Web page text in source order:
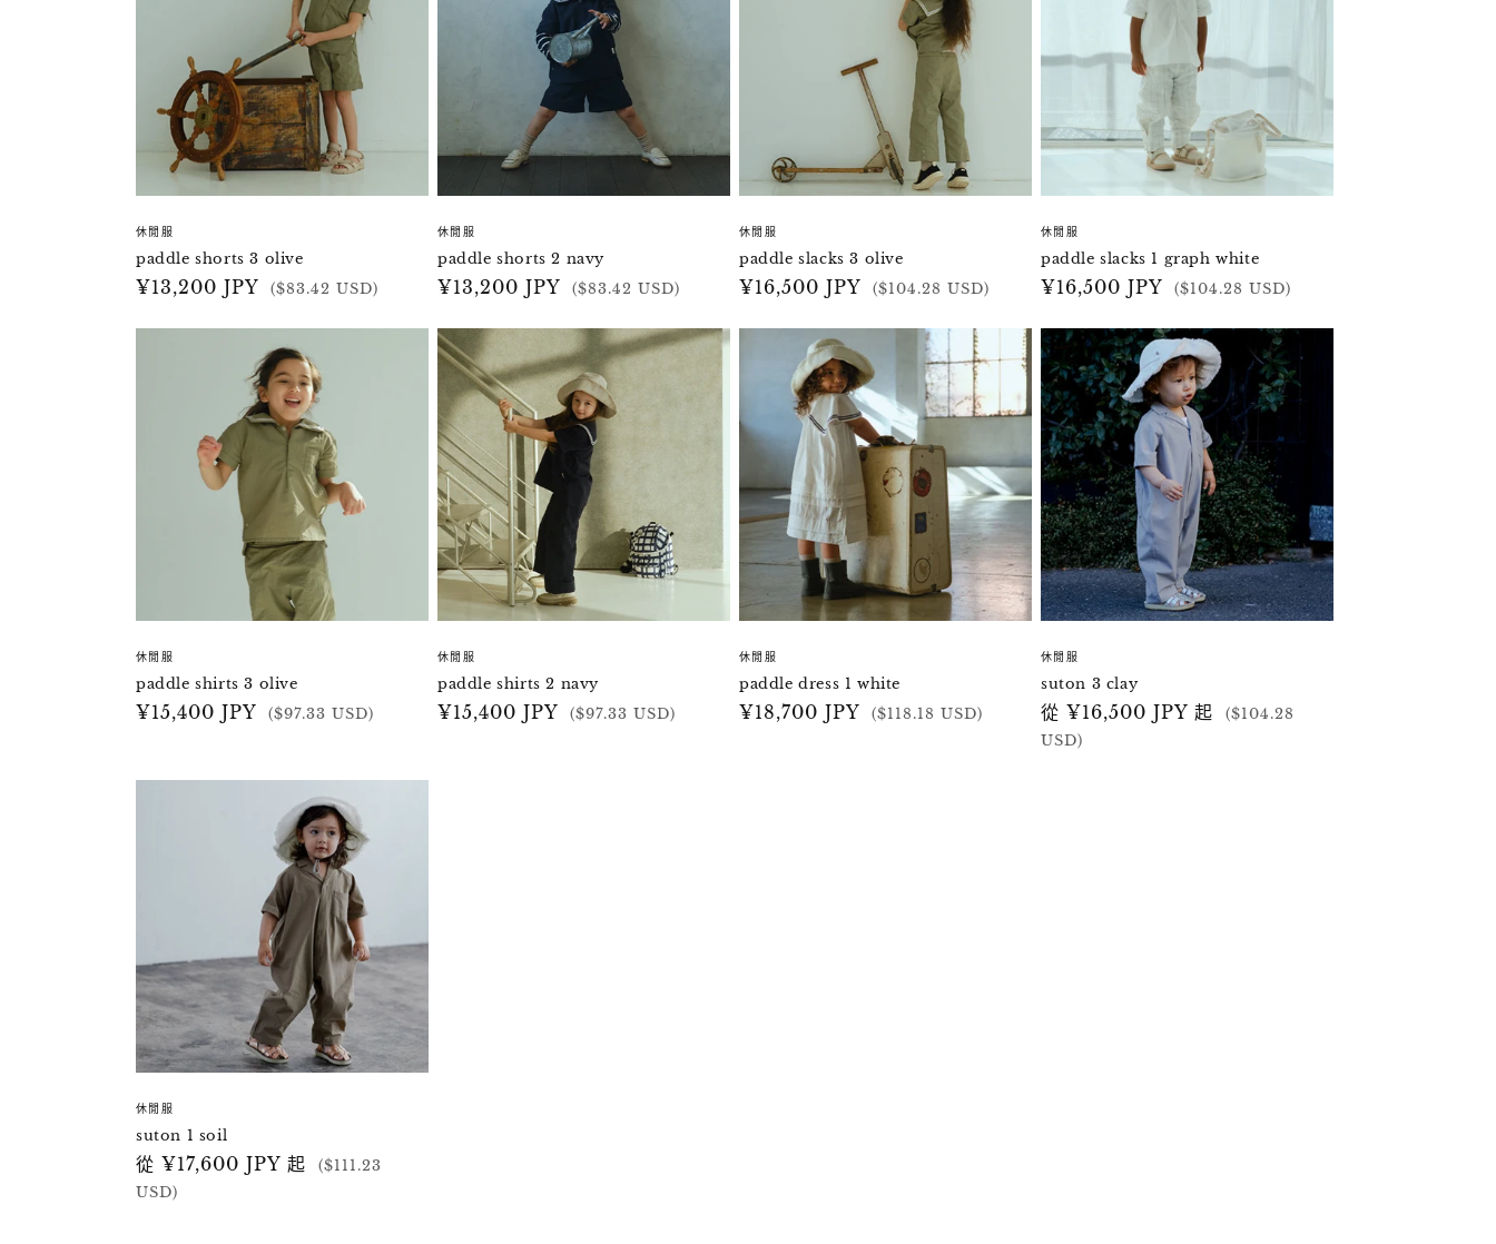
休閒服
paddle shorts 3 olive
定
¥13,200 JPY ($83.42 USD)
休閒服
paddle shorts 2 navy
定
¥13,200 JPY ($83.42 USD)
休閒服
paddle slacks 3 olive
定
¥16,500 JPY ($104.28 USD)
休閒服
paddle slacks 1 graph white
定
¥16,500 JPY ($104.28 USD)
休閒服
paddle shirts 3 olive
定
¥15,400 JPY ($97.33 USD)
休閒服
paddle shirts 2 navy
定
¥15,400 JPY ($97.33 USD)
休閒服
paddle dress 1 white
定
¥18,700 JPY ($118.18 USD)
休閒服
suton 3 clay
定
價
從 ¥16,500 JPY 起
($104.28
USD)
休閒服
suton 1 soil
定
價
從 ¥17,600 JPY 起
($111.23
USD)